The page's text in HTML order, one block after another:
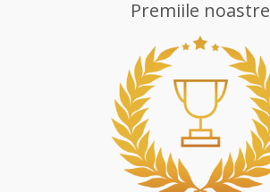
Premiile noastre